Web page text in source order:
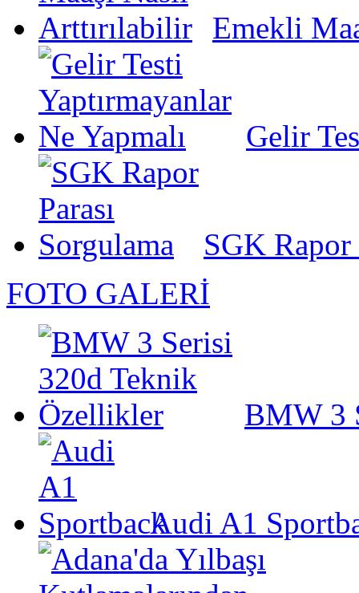
Emekli
Gelir
SGK Rapor
FOTO GALERİ
BMW 3
Audi A1